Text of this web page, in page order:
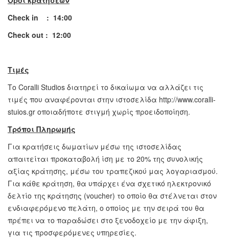
Check in : 14:00
Check out : 12:00
Τιμές
Το Coralli Studios διατηρεί το δικαίωμα να αλλάζει τις
τιμές που αναφέρονται στην ιστοσελίδα http://www.coralli-
stuios.gr οποιαδήποτε στιγμή χωρίς προειδοποίηση.
Τρόποι Πληρωμής
Για κρατήσεις δωματίων μέσω της ιστοσελίδας
απαιτείται προκαταβολή ίση με το 20% της συνολικής
αξίας κράτησης, μέσω του τραπεζικού μας λογαριασμού.
Για κάθε κράτηση, θα υπάρχει ένα σχετικό ηλεκτρονικό
δελτίο της κράτησης (voucher) το οποίο θα στέλνεται στον
ενδιαφερόμενο πελάτη, ο οποίος με την σειρά του θα
πρέπει να το παραδώσει στο ξενοδοχείο με την άφιξη,
για τις προσφερόμενες υπηρεσίες.